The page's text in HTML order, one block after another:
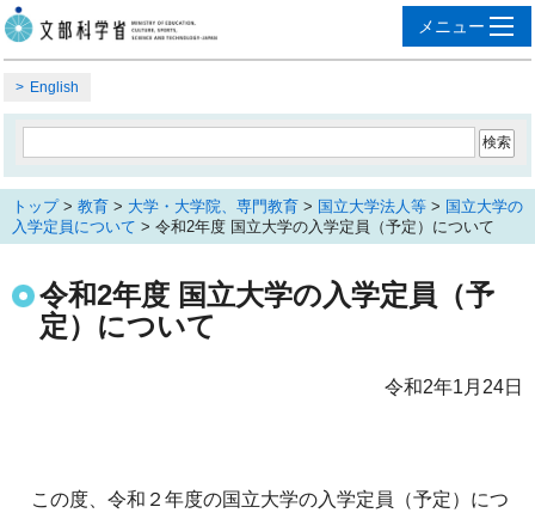
English
トップ> 教育 > 大学・大学院、専門教育 > 国立大学法人等 > 国立大学の
入学定員について > 令和2年度 国立大学の入学定員（予定）について
令和2年度 国立大学の入学定員（予
定）について
令和2年1月24日
この度、令和２年度の国立大学の入学定員（予定）につ